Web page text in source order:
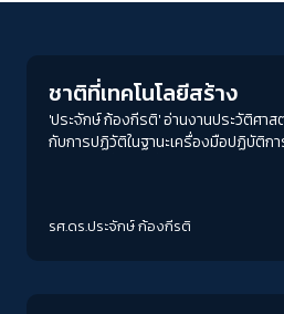
ชาติที่เทคโนโลยีสร้าง
'ประจักษ์ ก้องกีรติ' อ่านงานประวัติศา
กับการปฏิวัติในฐานะเครื่องมือปฏิบัติก
รศ.ดร.ประจักษ์ ก้องกีรติ